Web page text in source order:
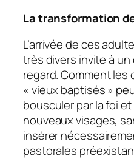
La transformation
L’arrivée de ces
très divers invite à
regard. Comment
« vieux baptisés »
bousculer par la foi
nouveaux visages,
insérer
pastorales